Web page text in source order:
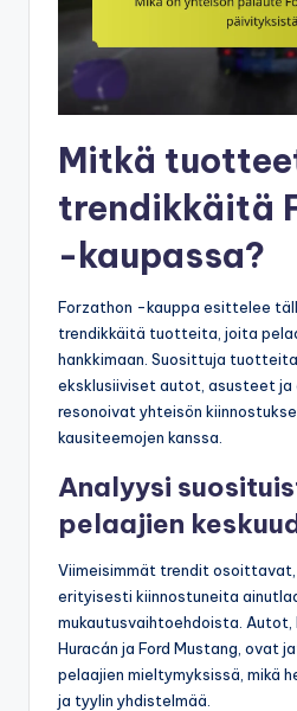
Mitkä
trendikkäitä
-kaupassa?
Forzathon -kauppa esittelee
trendikkäitä tuotteita, joita
hankkimaan. Suosittuja
eksklusiiviset autot, asusteet ja
resonoivat yhteisön
kausiteemojen kanssa.
Analyysi
pelaajien
Viimeisimmät trendit
erityisesti kiinnostuneita
mukautusvaihtoehdoista. Autot,
Huracán ja Ford Mustang, ovat
pelaajien mieltymyksissä, mikä
ja tyylin yhdistelmää.